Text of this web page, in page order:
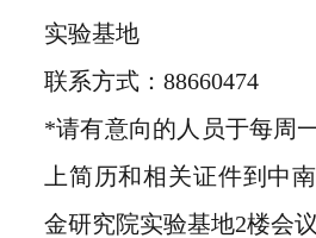
实验基地
联系方式：88660474
*请有意向的人员于每周
上简历和相关证件到中
金研究院实验基地2楼会